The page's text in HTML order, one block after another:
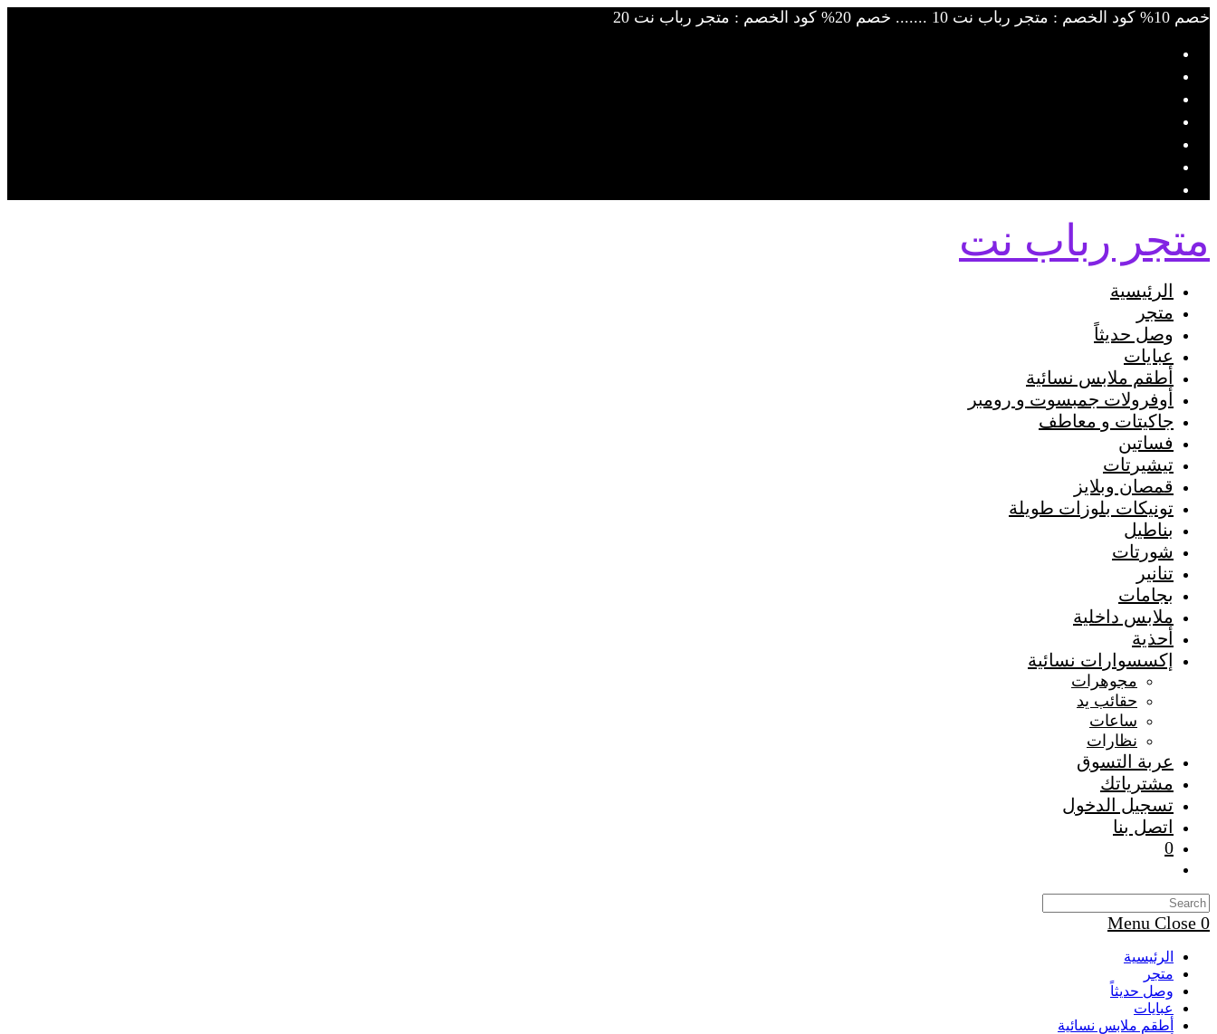
Skip
خصم 10% كود الخصم : متجر رباب نت 10 ....... خصم 20% كود الخصم : متجر رباب نت 20
متجر رباب نت
الرئيسية
متجر
وصل حديثاً
عبايات
أطقم ملابس نسائية
أوفرولات جمبسوت و رومبر
جاكيتات و معاطف
فساتين
تيشيرتات
قمصان وبلايز
تونيكات بلوزات طويلة
بناطيل
شورتات
تنانير
بجامات
ملابس داخلية
أحذية
إكسسوارات نسائية
مجوهرات
حقائب يد
ساعات
نظارات
عربة التسوق
مشترياتك
تسجيل الدخول
اتصل بنا
0
search
0
Menu Close
الرئيسية
متجر
وصل حديثاً
عبايات
أطقم ملابس نسائية